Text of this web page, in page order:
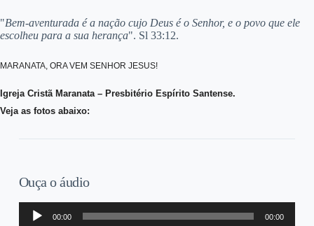
"Bem-aventurada é a nação cujo Deus é o Senhor, e o povo que ele
escolheu para a sua herança". Sl 33:12.
MARANATA, ORA VEM SENHOR JESUS!
Igreja Cristã Maranata – Presbitério Espírito Santense.
Veja as fotos abaixo:
Ouça o áudio
Tocador
00:00 00:00